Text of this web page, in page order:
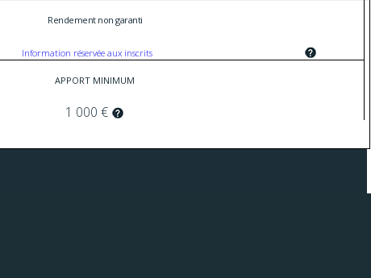
Rendement non garanti
Information réservée aux inscrits
APPORT MINIMUM
1 000 €